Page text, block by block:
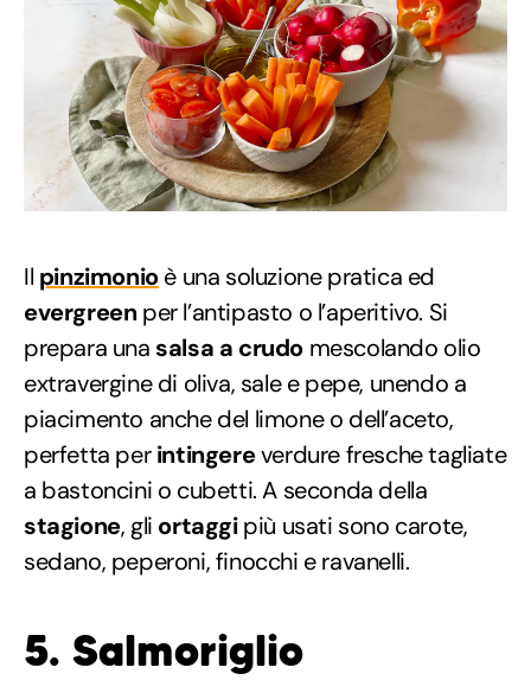
Il pinzimonioè una soluzione pratica ed
evergreenper l’antipasto o l’aperitivo. Si
prepara una salsa a crudo mescolando olio
extravergine di oliva, sale e pepe, unendo a
piacimento anche del limone o dell’aceto,
perfetta perintingereverdure fresche tagliate
a bastoncini o cubetti. A seconda della
stagione, gli ortaggipiù usati sono carote,
sedano, peperoni, finocchi e ravanelli.
5. Salmoriglio